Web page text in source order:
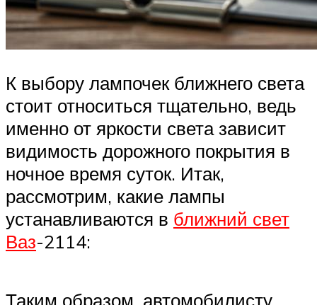
К выбору лампочек ближнего света
стоит относиться тщательно, ведь
именно от яркости света зависит
видимость дорожного покрытия в
ночное время суток. Итак,
рассмотрим, какие лампы
устанавливаются в ближний свет
Ваз-2114:
Таким образом, автомобилисту